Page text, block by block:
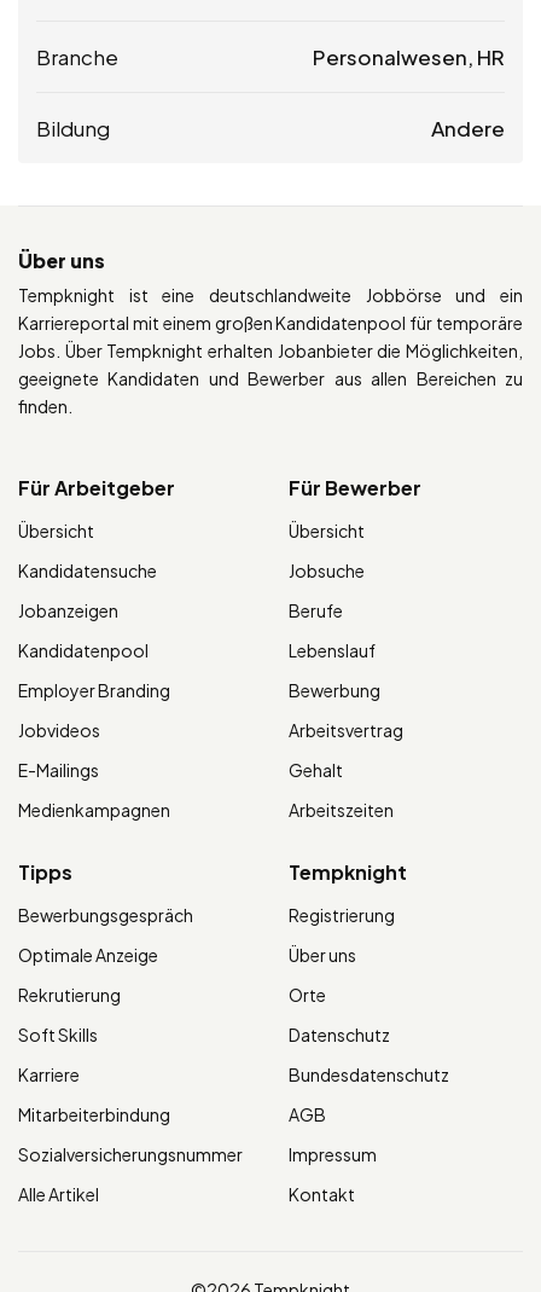
Branche Personalwesen, HR
Bildung Andere
Über uns
Tempknight ist eine deutschlandweite Jobbörse und ein
Karriereportal mit einem großen Kandidatenpool für temporäre
Jobs. Über Tempknight erhalten Jobanbieter die Möglichkeiten,
geeignete Kandidaten und Bewerber aus allen Bereichen zu
finden.
Für Arbeitgeber
Übersicht
Kandidatensuche
Jobanzeigen
Kandidatenpool
Employer Branding
Jobvideos
E-Mailings
Medienkampagnen
Für Bewerber
Übersicht
Jobsuche
Berufe
Lebenslauf
Bewerbung
Arbeitsvertrag
Gehalt
Arbeitszeiten
Tipps
Bewerbungsgespräch
Optimale Anzeige
Rekrutierung
Soft Skills
Karriere
Mitarbeiterbindung
Sozialversicherungsnummer
Alle Artikel
Tempknight
Registrierung
Über uns
Orte
Datenschutz
Bundesdatenschutz
AGB
Impressum
Kontakt